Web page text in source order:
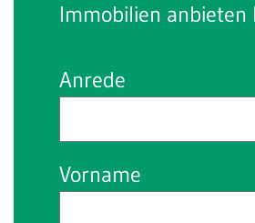
Immobilien anbieten
Anrede
Vorname